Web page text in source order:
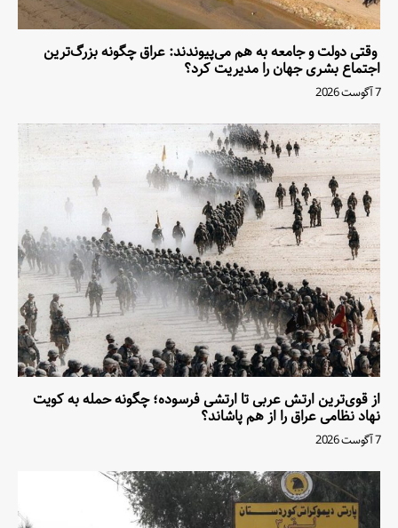
وقتی دولت و جامعه به هم می‌پیوندند: عراق چگونه بزرگ‌ترین
اجتماع بشری جهان را مدیریت کرد؟
7 آگوست 2026
از قوی‌ترین ارتش عربی تا ارتشی فرسوده؛ چگونه حمله به کویت
نهاد نظامی عراق را از هم پاشاند؟
7 آگوست 2026